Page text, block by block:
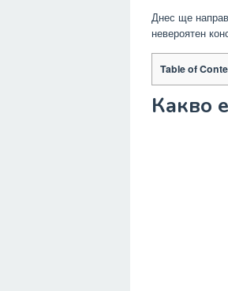
Днес ще
невероятен
Table of
Какво